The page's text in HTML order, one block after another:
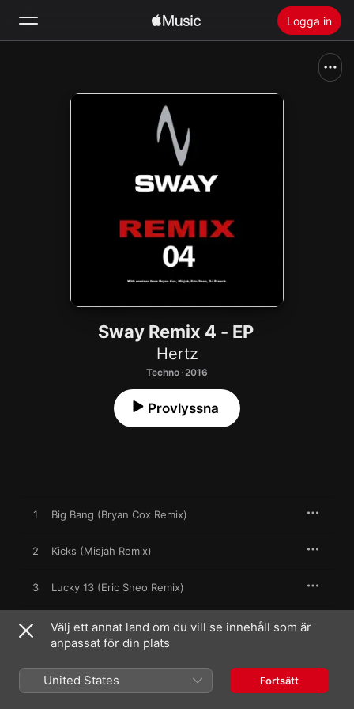
Logga in
Installera Apple Music
Sway Remix 4 - EP
Hertz
Techno · 2016
Provlyssna
1 Big Bang (Bryan Cox Remix)
2 Kicks (Misjah Remix)
3 Lucky 13 (Eric Sneo Remix)
4 Tripping (DJ Preach Remix)
15 juli 2016
4 låtar, 23 minuter
Välj ett annat land om du vill se innehåll som är
anpassat för din plats
United States Fortsätt